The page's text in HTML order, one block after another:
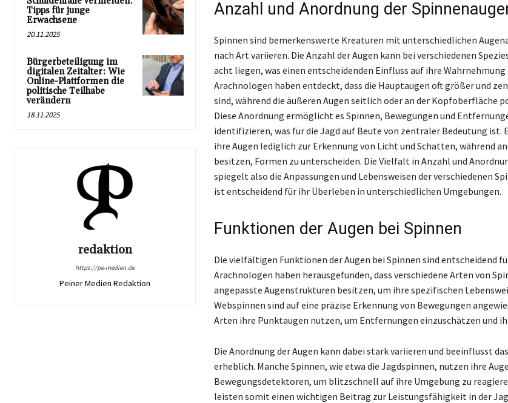
Tipps für junge
Erwachsene
20.11.2025
Bürgerbeteiligung im
digitalen Zeitalter: Wie
Online-Plattformen die
politische Teilhabe
verändern
18.11.2025
redaktion
https://pe-medien.de
Peiner Medien Redaktion
Anzahl und Anordnung der
Spinnen sind bemerkenswerte Kreaturen mit unterschiedlichen
nach Art variieren. Die Anzahl der Augen kann bei verschiedenen
acht liegen, was einen entscheidenden Einfluss auf ihre
Arachnologen haben entdeckt, dass die Hauptaugen oft größer und
sind, während die äußeren Augen seitlich oder an der Kopfoberfläche
Diese Anordnung ermöglicht es Spinnen, Bewegungen und
identifizieren, was für die Jagd auf Beute von zentraler Bedeutung ist.
ihre Augen lediglich zur Erkennung von Licht und Schatten, während
besitzen, Formen zu unterscheiden. Die Vielfalt in Anzahl und
spiegelt also die Anpassungen und Lebensweisen der verschiedenen
ist entscheidend für ihr Überleben in unterschiedlichen Umgebungen.
Funktionen der Augen bei Spinnen
Die vielfältigen Funktionen der Augen bei Spinnen sind entscheidend
Arachnologen haben herausgefunden, dass verschiedene Arten von
angepasste Augenstrukturen besitzen, um ihre spezifischen
Webspinnen sind auf eine präzise Erkennung von Bewegungen
Arten ihre Punktaugen nutzen, um Entfernungen einzuschätzen und
Die Anordnung der Augen kann dabei stark variieren und beeinflusst
erheblich. Manche Spinnen, wie etwa die Jagdspinnen, nutzen ihre
Bewegungsdetektoren, um blitzschnell auf ihre Umgebung zu
leisten somit einen wichtigen Beitrag zur Leistungsfähigkeit in der